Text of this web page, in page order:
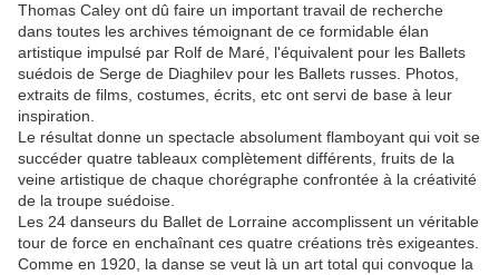
Thomas Caley ont dû faire un important travail de recherche
dans toutes les archives témoignant de ce formidable élan
artistique impulsé par Rolf de Maré, l'équivalent pour les Ballets
suédois de Serge de Diaghilev pour les Ballets russes. Photos,
extraits de films, costumes, écrits, etc ont servi de base à leur
inspiration.
Le résultat donne un spectacle absolument flamboyant qui voit se
succéder quatre tableaux complètement différents, fruits de la
veine artistique de chaque chorégraphe confrontée à la créativité
de la troupe suédoise.
Les 24 danseurs du Ballet de Lorraine accomplissent un véritable
tour de force en enchaînant ces quatre créations très exigeantes.
Comme en 1920, la danse se veut là un art total qui convoque la